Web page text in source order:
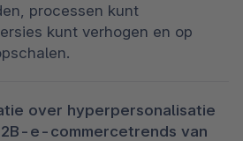
processen kunt
kunt verhogen en op
over hyperpersonalisatie
e-commercetrends van